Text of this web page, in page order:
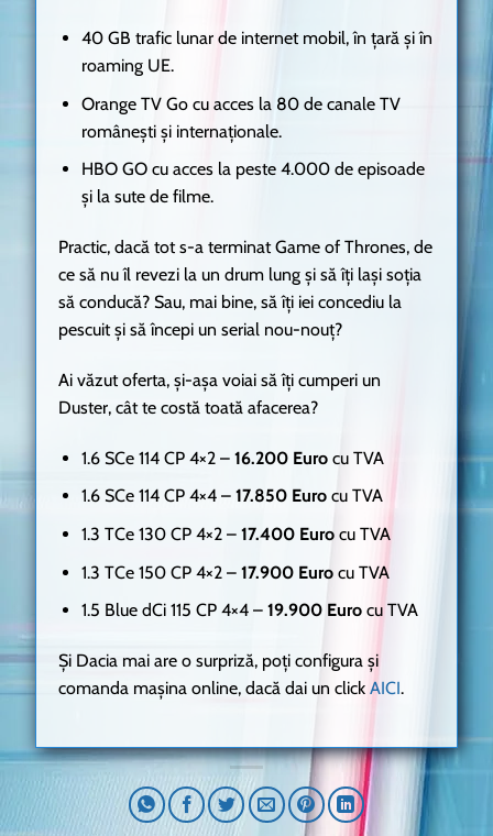
40 GB trafic lunar de internet mobil, în ţară şi în
roaming UE.
Orange TV Go cu acces la 80 de canale TV
româneşti şi internaţionale.
HBO GO cu acces la peste 4.000 de episoade
şi la sute de filme.
Practic, dacă tot s-a terminat Game of Thrones, de
ce să nu îl revezi la un drum lung și să îți lași soția
să conducă? Sau, mai bine, să îți iei concediu la
pescuit și să începi un serial nou-nouț?
Ai văzut oferta, și-așa voiai să îți cumperi un
Duster, cât te costă toată afacerea?
1.6 SCe 114 CP 4×2 – 16.200 Eurocu TVA
1.6 SCe 114 CP 4×4 – 17.850 Eurocu TVA
1.3 TCe 130 CP 4×2 – 17.400 Eurocu TVA
1.3 TCe 150 CP 4×2 – 17.900 Eurocu TVA
1.5 Blue dCi 115 CP 4×4 – 19.900 Eurocu TVA
Și Dacia mai are o surpriză, poți configura și
comanda mașina online, dacă dai un click AICI.